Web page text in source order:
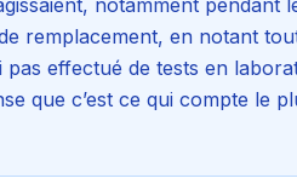
notamment pendant
remplacement, en notant
pas effectué de tests en
que c’est ce qui compte le